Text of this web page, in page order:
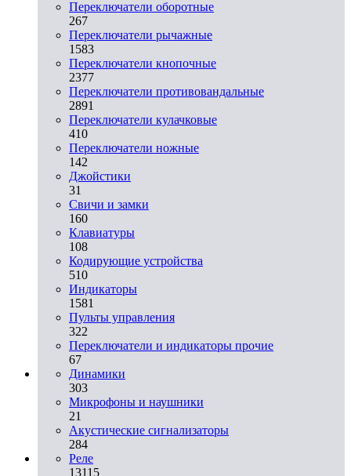
Переключатели оборотные
267
Переключатели рычажные
1583
Переключатели кнопочные
2377
Переключатели противовандальные
2891
Переключатели кулачковые
410
Переключатели ножные
142
Джойстики
31
Свичи и замки
160
Клавиатуры
108
Кодирующие устройства
510
Индикаторы
1581
Пульты управления
322
Переключатели и индикаторы прочие
67
Динамики
303
Микрофоны и наушники
21
Акустические сигнализаторы
284
Реле
13115